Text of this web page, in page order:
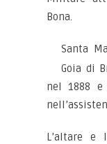
Bona.
Santa
Goia di
nel 1888
L’altare e